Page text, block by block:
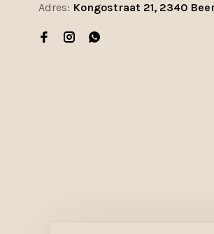
Adres: Kongostraat 21, 2340